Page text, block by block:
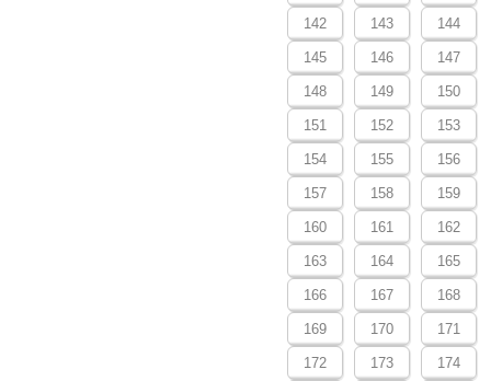
142 143 144
145 146 147
148 149 150
151 152 153
154 155 156
157 158 159
160 161 162
163 164 165
166 167 168
169 170 171
172 173 174